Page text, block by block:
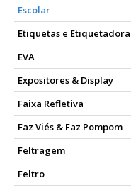
Escolar
Etiquetas e Etiquetadora
EVA
Expositores & Display
Faixa Refletiva
Faz Viés & Faz Pompom
Feltragem
Feltro